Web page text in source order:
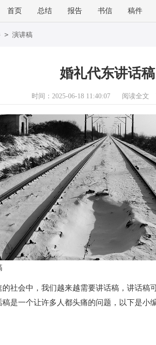
首页 总结 报告 书信 稿件
> 演讲稿
婚礼代东讲话稿
时间：2025-06-18 11:40:07 阅读全文
社会中，我们越来越需要讲话稿，讲话稿
是一个让许多人都头痛的问题，以下是小